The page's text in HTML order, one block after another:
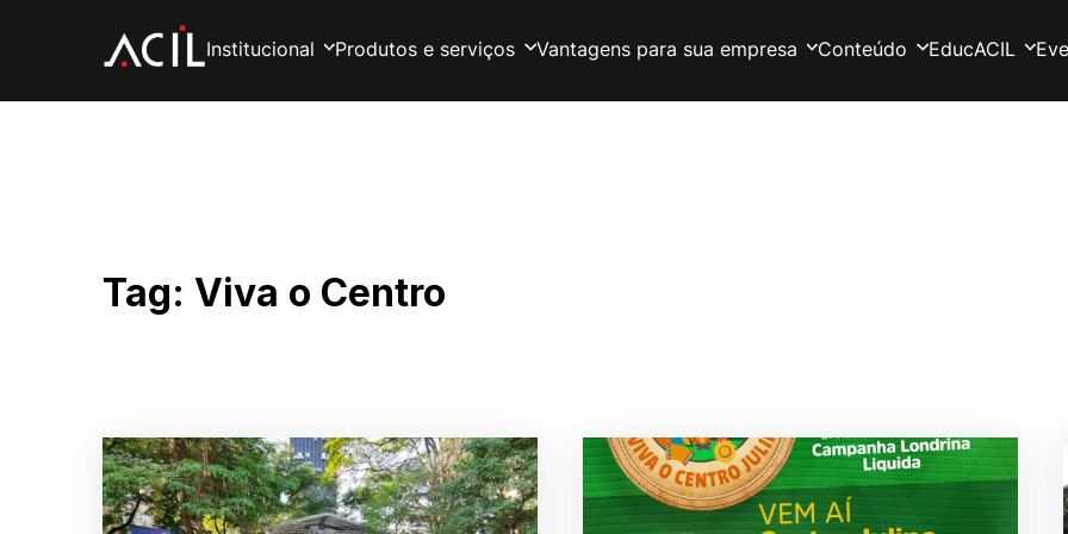
Institucional Produtos e serviços Vantagens para sua empresa Conteúdo EducACIL
Tag: Viva o Centro